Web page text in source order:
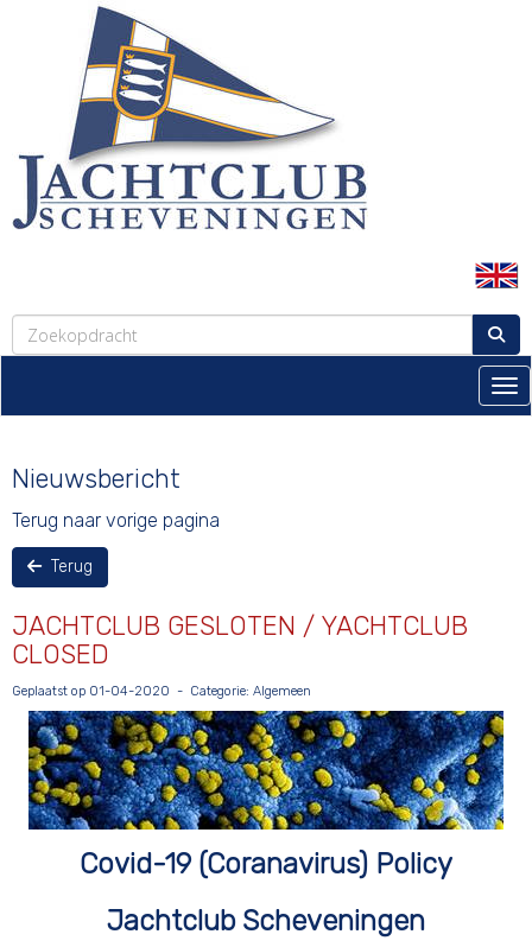
Nieuwsbericht
Terug naar vorige pagina
Terug
JACHTCLUB GESLOTEN / YACHTCLUB
CLOSED
Geplaatst op 01-04-2020 - Categorie: Algemeen
Covid-19 (Coranavirus) Policy
Jachtclub Scheveningen